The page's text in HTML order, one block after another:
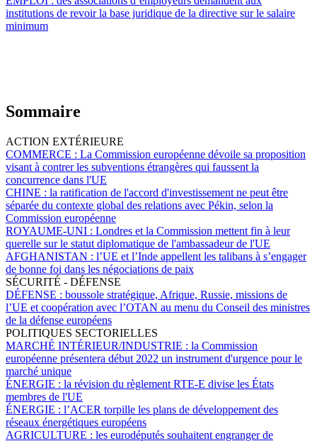
institutions de revoir la base juridique de la directive sur le salaire
minimum
Sommaire
ACTION EXTÉRIEURE
COMMERCE : La Commission européenne dévoile sa proposition
visant à contrer les subventions étrangères qui faussent la
concurrence dans l'UE
CHINE : la ratification de l'accord d'investissement ne peut être
séparée du contexte global des relations avec Pékin, selon la
Commission européenne
ROYAUME-UNI : Londres et la Commission mettent fin à leur
querelle sur le statut diplomatique de l'ambassadeur de l'UE
AFGHANISTAN : l’UE et l’Inde appellent les talibans à s’engager
de bonne foi dans les négociations de paix
SÉCURITÉ - DÉFENSE
DÉFENSE : boussole stratégique, Afrique, Russie, missions de
l’UE et coopération avec l’OTAN au menu du Conseil des ministres
de la défense européens
POLITIQUES SECTORIELLES
MARCHÉ INTÉRIEUR/INDUSTRIE : la Commission
européenne présentera début 2022 un instrument d'urgence pour le
marché unique
ÉNERGIE : la révision du règlement RTE-E divise les États
membres de l'UE
ÉNERGIE : l’ACER torpille les plans de développement des
réseaux énergétiques européens
AGRICULTURE : les eurodéputés souhaitent engranger de